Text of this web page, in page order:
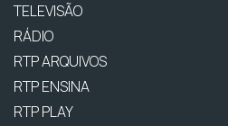
TELEVISÃO
RÁDIO
RTP ARQUIVOS
RTP ENSINA
RTP PLAY